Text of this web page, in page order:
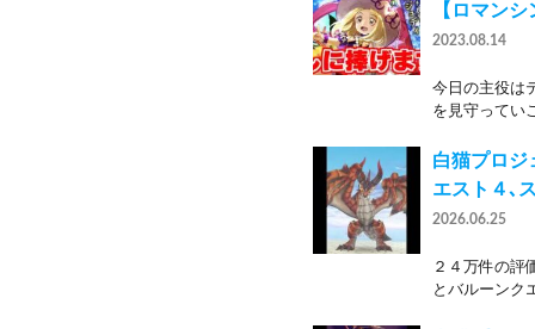
【ロマン
2023.08.14
今日の主役は
を見守ってい
白猫プロジ
エスト４､
2026.06.25
２４万件の評
とバルーンク